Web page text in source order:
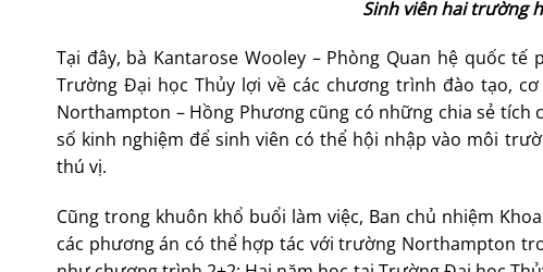
Sinh viên hai trường
Tại đây, bà Kantarose Wooley – Phòng Quan hệ quốc
Trường Đại học Thủy lợi về các chương trình đào tạo,
Northampton – Hồng Phương cũng có những chia sẻ
số kinh nghiệm để sinh viên có thể hội nhập vào môi
thú vị.
Cũng trong khuôn khổ buổi làm việc, Ban chủ nhiệm
các phương án có thể hợp tác với trường Northampton